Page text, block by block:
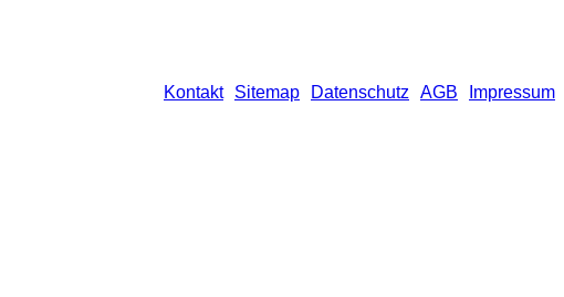
Impressum
AGB
Datenschutz
Sitemap
Kontakt